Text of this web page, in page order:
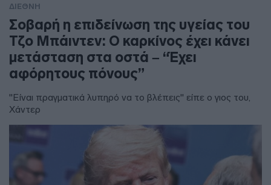
ΔΙΕΘΝΗ
Σοβαρή η επιδείνωση της υγείας του
Τζο Μπάιντεν: Ο καρκίνος έχει κάνει
μετάσταση στα οστά – “Έχει
αφόρητους πόνους”
"Είναι πραγματικά λυπηρό να το βλέπεις" είπε ο γιος του,
Χάντερ